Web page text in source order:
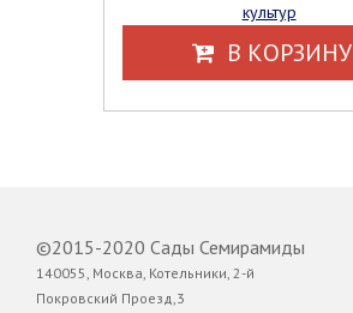
культур
В КОРЗИНУ
©2015-2020 Сады Семирамиды
140055, Москва, Котельники, 2-й
Покровский Проезд,3